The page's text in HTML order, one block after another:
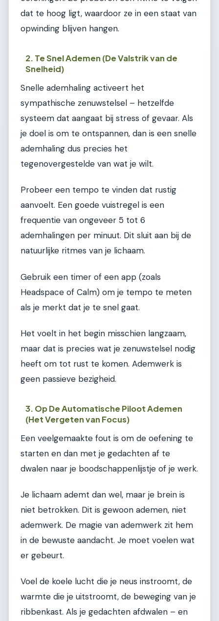
dat te hoog ligt, waardoor ze in een staat van
opwinding blijven hangen.
2. Te Snel Ademen (De Valstrik van de
Snelheid)
Snelle ademhaling activeert het
sympathische zenuwstelsel – hetzelfde
systeem dat aangaat bij stress of gevaar. Als
je doel is om te ontspannen, dan is een snelle
ademhaling dus precies het
tegenovergestelde van wat je wilt.
Probeer een tempo te vinden dat rustig
aanvoelt. Een goede vuistregel is een
frequentie van ongeveer 5 tot 6
ademhalingen per minuut. Dit sluit aan bij de
natuurlijke ritmes van je lichaam.
Gebruik een timer of een app (zoals
Headspace of Calm) om je tempo te meten
als je merkt dat je te snel gaat.
Het voelt in het begin misschien langzaam,
maar dat is precies wat je zenuwstelsel nodig
heeft om tot rust te komen. Ademwerk is
geen passieve bezigheid.
3. Op De Automatische Piloot Ademen
(Het Vergeten van Focus)
Een veelgemaakte fout is om de oefening te
starten en dan met je gedachten af te
dwalen naar je boodschappenlijstje of je werk.
Je lichaam ademt dan wel, maar je brein is
niet betrokken. Dit is gewoon ademen, niet
ademwerk. De magie van ademwerk zit hem
in de bewuste aandacht. Je moet voelen wat
er gebeurt.
Voel de koele lucht die je neus instroomt, de
warmte die je uitstroomt, de beweging van je
ribbenkast. Als je gedachten afdwalen – en